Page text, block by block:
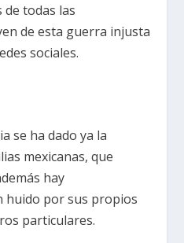
todas las
de esta guerra injusta
sociales.
se ha dado ya la
mexicanas, que
hay
huido por sus propios
particulares.